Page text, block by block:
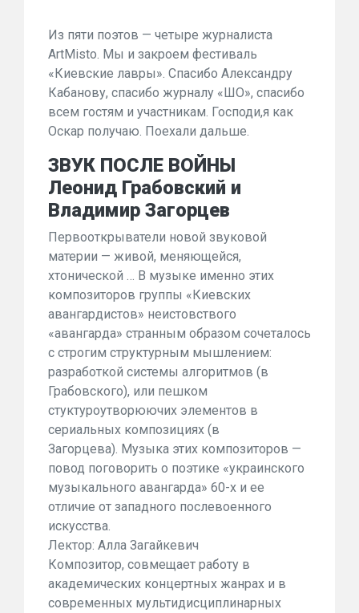
Из пяти поэтов — четыре журналиста
ArtMisto. Мы и закроем фестиваль
«Киевские лавры». Спасибо Александру
Кабанову, спасибо журналу «ШО», спасибо
всем гостям и участникам. Господи,я как
Оскар получаю. Поехали дальше.
ЗВУК ПОСЛЕ ВОЙНЫ
Леонид Грабовский и
Владимир Загорцев
Первооткрыватели новой звуковой
материи — живой, меняющейся,
хтонической … В музыке именно этих
композиторов группы «Киевских
авангардистов» неистовствого
«авангарда» странным образом сочеталось
с строгим структурным мышлением:
разработкой системы алгоритмов (в
Грабовского), или пешком
стуктуроутворюючих элементов в
сериальных композициях (в
Загорцева). Музыка этих композиторов —
повод поговорить о поэтике «украинского
музыкального авангарда» 60-х и ее
отличие от западного послевоенного
искусства.
Лектор: Алла Загайкевич
Композитор, совмещает работу в
академических концертных жанрах и в
современных мультидисциплинарных